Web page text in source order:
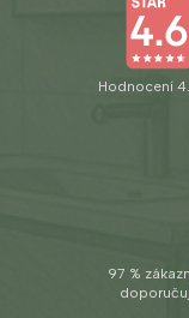
Hodnocení
97 %